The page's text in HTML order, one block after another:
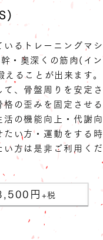
るトレーニングマシ
・奥深くの筋肉(イン
ることが出来ます。
、骨盤周りを安定さ
格の 歪みを固定させる
の機能向上・代謝向
たい方・運動をする時
方は是非ご利用くだ
円 +税